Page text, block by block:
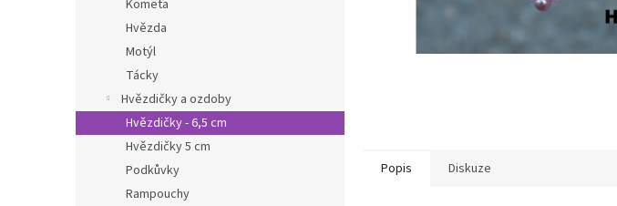
Kometa
Hvězda
Motýl
Tácky
Hvězdičky a ozdoby
Hvězdičky - 6,5 cm
Hvězdičky 5 cm
Podkůvky
Rampouchy
Popis Diskuze